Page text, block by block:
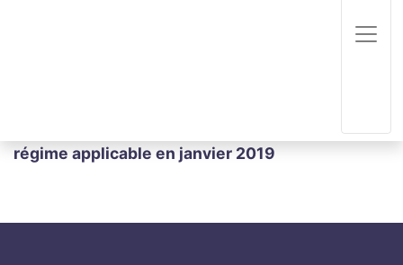
Lettre recommandée électronique: un nouveau
régime applicable en janvier 2019